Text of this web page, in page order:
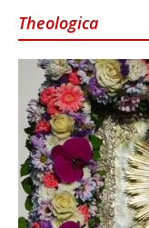
Theologica